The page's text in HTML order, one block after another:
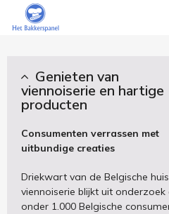
Genieten van
viennoiserie en hartige
producten
Consumenten verrassen met
uitbundige creaties
Driekwart van de Belgische
viennoiserie blijkt uit
onder 1.000 Belgische